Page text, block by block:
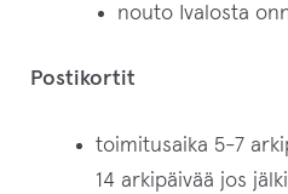
nouto Ivalosta
Postikortit
toimitusaika 5-7
14 arkipäivää jos